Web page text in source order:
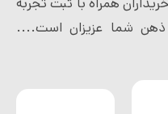
شما عزیزان است....